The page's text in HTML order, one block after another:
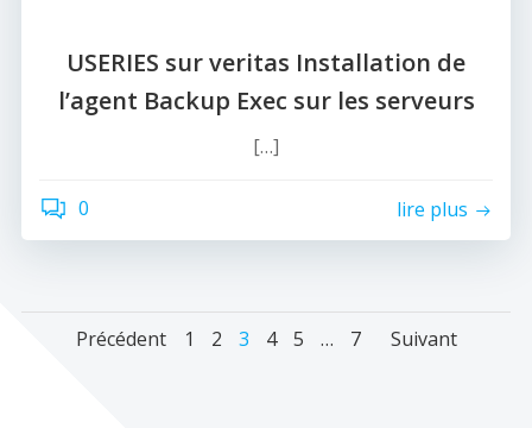
USERIES sur veritas Installation de
l’agent Backup Exec sur les serveurs
[…]
0 lire plus
Navigation
Précédent
Navigation
Page
1 Page
2 Page
3 Page
4 Page
5 … Page
7 Suivant